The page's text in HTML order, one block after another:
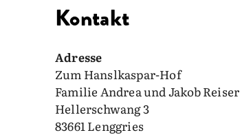
Kontakt
Adresse
Zum Hanslkaspar-Hof
Familie Andrea und Jakob Reiser
Hellerschwang 3
83661 Lenggries